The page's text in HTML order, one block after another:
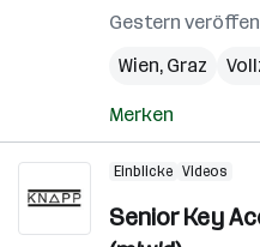
Gestern
Wien, Graz
Merken
Einblicke Videos
Senior Key